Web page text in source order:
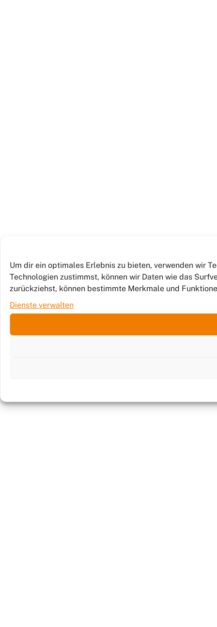
Um dir ein optimales Erlebnis zu bieten, verwenden wir
Technologien zustimmst, können wir Daten wie das
zurückziehst, können bestimmte Merkmale und
Dienste verwalten